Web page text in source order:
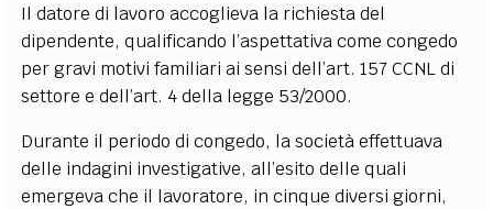
Il datore di lavoro accoglieva la richiesta del
dipendente, qualificando l’aspettativa come congedo
per gravi motivi familiari ai sensi dell’art. 157 CCNL di
settore e dell’art. 4 della legge 53/2000.
Durante il periodo di congedo, la società effettuava
delle indagini investigative, all’esito delle quali
emergeva che il lavoratore, in cinque diversi giorni,